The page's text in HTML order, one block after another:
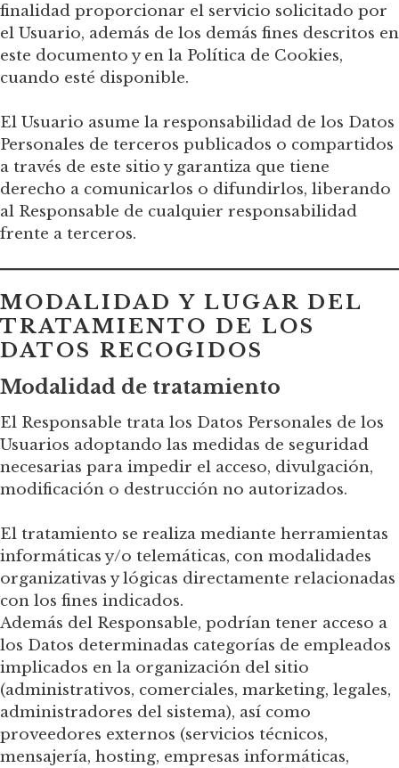
finalidad proporcionar el servicio solicitado por
el Usuario, además de los demás fines descritos en
este documento y en la Política de Cookies,
cuando esté disponible.
El Usuario asume la responsabilidad de los Datos
Personales de terceros publicados o compartidos
a través de este sitio y garantiza que tiene
derecho a comunicarlos o difundirlos, liberando
al Responsable de cualquier responsabilidad
frente a terceros.
MODALIDAD Y LUGAR DEL
TRATAMIENTO DE LOS
DATOS RECOGIDOS
Modalidad de tratamiento
El Responsable trata los Datos Personales de los
Usuarios adoptando las medidas de seguridad
necesarias para impedir el acceso, divulgación,
modificación o destrucción no autorizados.
El tratamiento se realiza mediante herramientas
informáticas y/o telemáticas, con modalidades
organizativas y lógicas directamente relacionadas
con los fines indicados.
Además del Responsable, podrían tener acceso a
los Datos determinadas categorías de empleados
implicados en la organización del sitio
(administrativos, comerciales, marketing, legales,
administradores del sistema), así como
proveedores externos (servicios técnicos,
mensajería, hosting, empresas informáticas,